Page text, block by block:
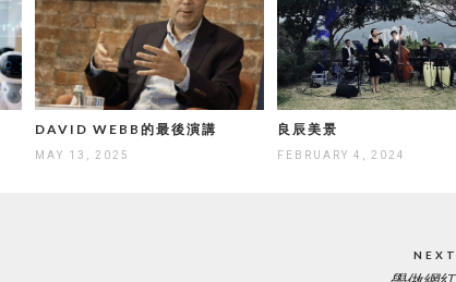
DAVID WEBB的最後演講
MAY 13, 2025
良辰美景
FEBRUARY 4, 2024
NEXT